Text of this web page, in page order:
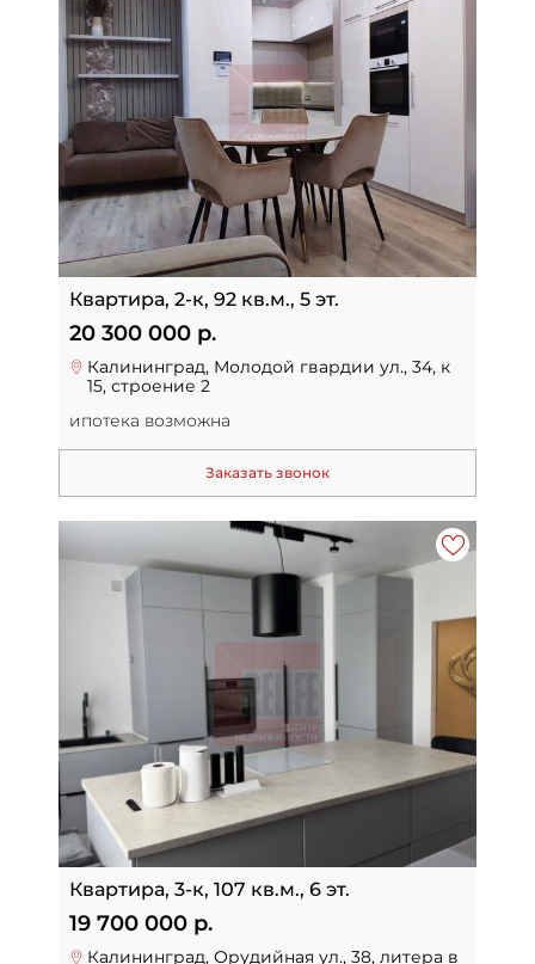
Квартира, 2-к, 92 кв.м., 5 эт.
20 300 000 р.
Калининград, Молодой гвардии ул., 34, к
15, строение 2
ипотека возможна
Заказать звонок
Квартира, 3-к, 107 кв.м., 6 эт.
19 700 000 р.
Калининград, Орудийная ул., 38, литера в